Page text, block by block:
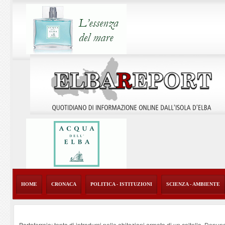
HOME CRONACA POLITICA - ISTITUZIONI SCIENZA - AMBIENTE